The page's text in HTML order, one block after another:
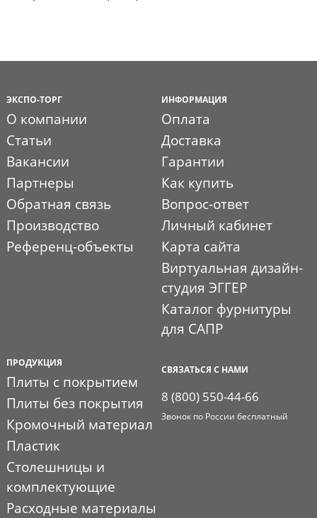
ЭКСПО-ТОРГ
О компании
Статьи
Вакансии
Партнеры
Обратная связь
Производство
Референц-объекты
ИНФОРМАЦИЯ
Оплата
Доставка
Гарантии
Как купить
Вопрос-ответ
Личный кабинет
Карта сайта
Виртуальная дизайн-
студия ЭГГЕР
Каталог фурнитуры
для САПР
ПРОДУКЦИЯ
Плиты с покрытием
Плиты без покрытия
Кромочный материал
Пластик
Столешницы и
комплектующие
Расходные материалы
СВЯЗАТЬСЯ С НАМИ
8 (800) 550-44-66
Звонок по России бесплатный